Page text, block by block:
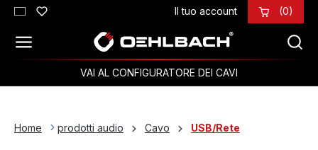
Passa al contenuto principale Il tuo account (0)
VAI AL CONFIGURATORE DEI CAVI
Home prodotti audio Cavo USB/Rete